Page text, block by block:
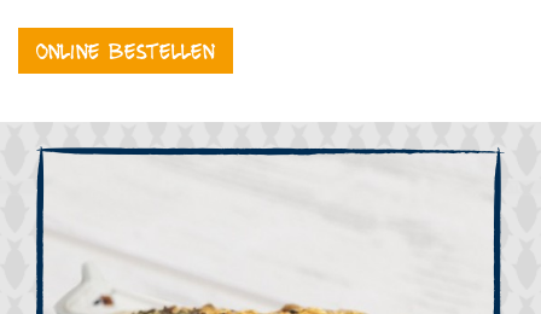
Online bestellen